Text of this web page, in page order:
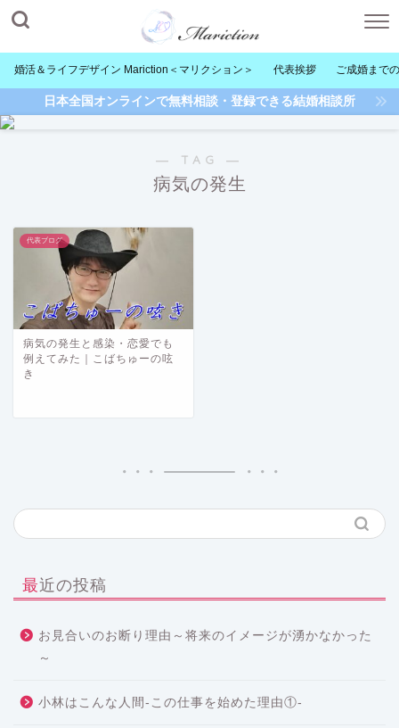
婚活＆ライフデザイン Mariction＜マリクション＞ 代表挨拶 ご成婚まで
日本全国オンラインで無料相談・登録できる結婚相談所
― TAG ―
病気の発生
代表ブログ
病気の発生と感染・恋愛でも
例えてみた｜こばちゅーの呟
き
最近の投稿
お見合いのお断り理由～将来のイメージが湧かなかった
～
小林はこんな人間-この仕事を始めた理由①-